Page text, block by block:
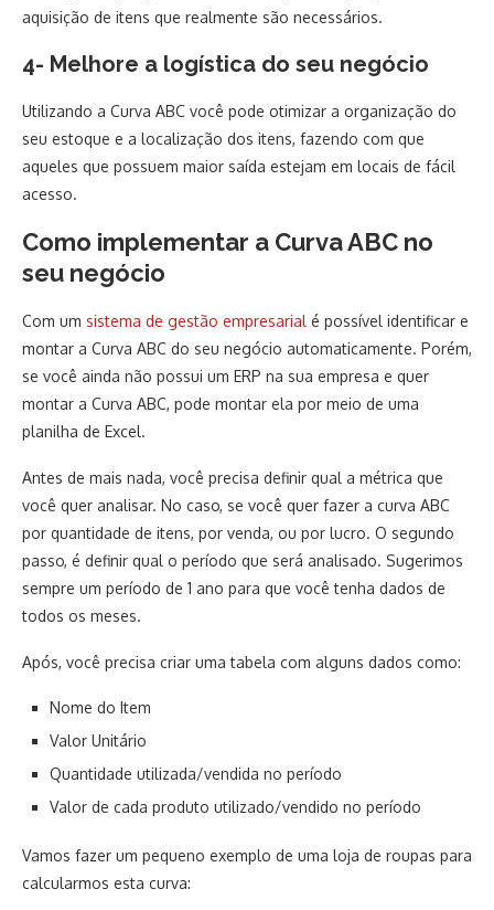
aquisição de itens que realmente são necessários.
4- Melhore a logística do seu negócio
Utilizando a Curva ABC você pode otimizar a organização do
seu estoque e a localização dos itens, fazendo com que
aqueles que possuem maior saída estejam em locais de fácil
acesso.
Como implementar a Curva ABC no
seu negócio
Com um sistema de gestão empresarial é possível identificar e
montar a Curva ABC do seu negócio automaticamente. Porém,
se você ainda não possui um ERP na sua empresa e quer
montar a Curva ABC, pode montar ela por meio de uma
planilha de Excel.
Antes de mais nada, você precisa definir qual a métrica que
você quer analisar. No caso, se você quer fazer a curva ABC
por quantidade de itens, por venda, ou por lucro. O segundo
passo, é definir qual o período que será analisado. Sugerimos
sempre um período de 1 ano para que você tenha dados de
todos os meses.
Após, você precisa criar uma tabela com alguns dados como:
Nome do Item
Valor Unitário
Quantidade utilizada/vendida no período
Valor de cada produto utilizado/vendido no período
Vamos fazer um pequeno exemplo de uma loja de roupas para
calcularmos esta curva: